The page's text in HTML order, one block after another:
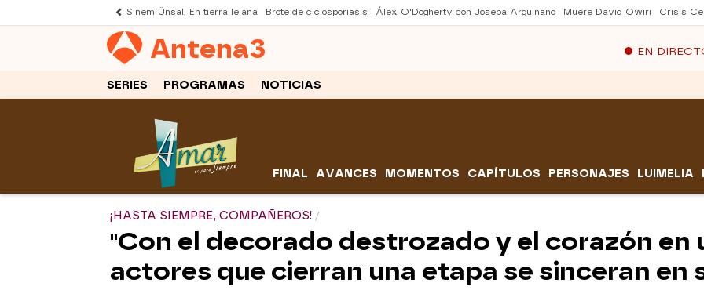
Sinem Ünsal, En tierra lejana Brote de ciclosporiasis Álex O'Dogherty con Joseba Arguiñano Muere David Owiri Crisis
Antena3 EN
SERIES PROGRAMAS NOTICIAS
FINAL AVANCES MOMENTOS CAPÍTULOS PERSONAJES LUIMELIA
¡HASTA SIEMPRE, COMPAÑEROS!
"Con el decorado destrozado y el corazón en
actores que cierran una etapa se sinceran en